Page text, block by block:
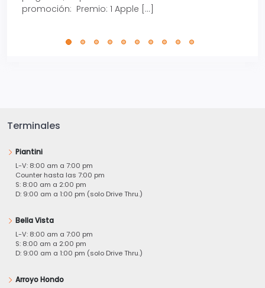
promoción: Premio: 1 Apple […]
Terminales
Piantini
L-V: 8:00 am a 7:00 pm
Counter hasta las 7:00 pm
S: 8:00 am a 2:00 pm
D: 9:00 am a 1:00 pm (solo Drive Thru.)
Bella Vista
L-V: 8:00 am a 7:00 pm
S: 8:00 am a 2:00 pm
D: 9:00 am a 1:00 pm (solo Drive Thru.)
Arroyo Hondo